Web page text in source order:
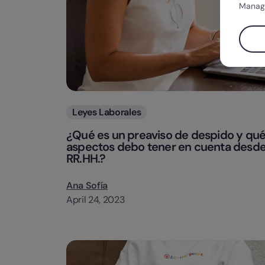
Categorias
Leyes Laborales
¿Qué es un preaviso de despido y qué
aspectos debo tener en cuenta
RR.HH.?
Ana Sofía
April 24, 2023